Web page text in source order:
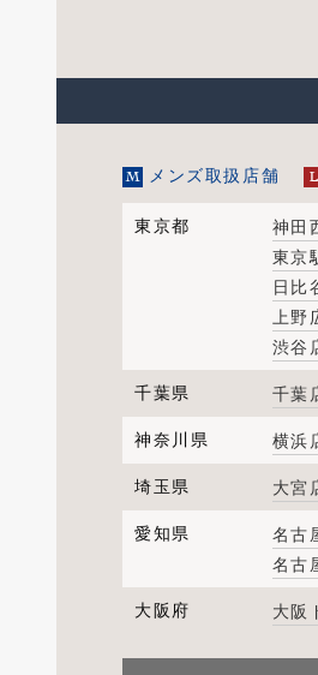
メンズ取扱店舗
東京都 神田
東京
日比
上野
渋谷
千葉県
千葉
神奈川県
横浜
埼玉県
大宮
愛知県
名古
名古
大阪府
大阪